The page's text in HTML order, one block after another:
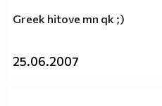
Greek hitove mn qk ;)
25.06.2007